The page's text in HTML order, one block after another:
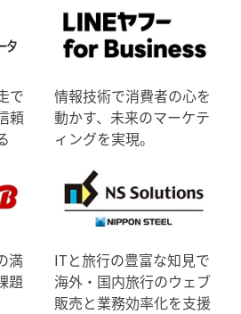
で
頼
情報技術で消費者の心を
動かす、未来のマーケテ
ィングを実現。
満
題
ITと旅行の豊富な知見で
海外・国内旅行のウェブ
販売と業務効率化を支援